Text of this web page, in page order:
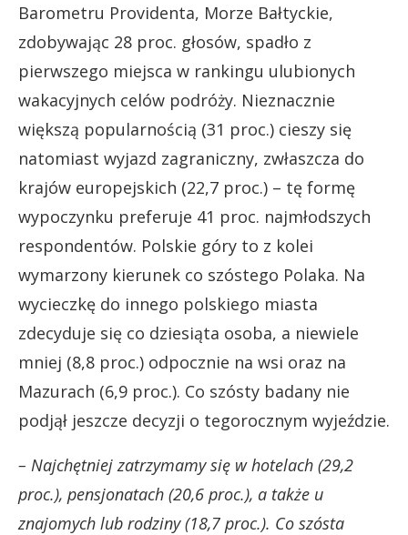
Barometru Providenta, Morze Bałtyckie,
zdobywając 28 proc. głosów, spadło z
pierwszego miejsca w rankingu ulubionych
wakacyjnych celów podróży. Nieznacznie
większą popularnością (31 proc.) cieszy się
natomiast wyjazd zagraniczny, zwłaszcza do
krajów europejskich (22,7 proc.) – tę formę
wypoczynku preferuje 41 proc. najmłodszych
respondentów. Polskie góry to z kolei
wymarzony kierunek co szóstego Polaka. Na
wycieczkę do innego polskiego miasta
zdecyduje się co dziesiąta osoba, a niewiele
mniej (8,8 proc.) odpocznie na wsi oraz na
Mazurach (6,9 proc.). Co szósty badany nie
podjął jeszcze decyzji o tegorocznym wyjeździe.
– Najchętniej zatrzymamy się w hotelach (29,2
proc.), pensjonatach (20,6 proc.), a także u
znajomych lub rodziny (18,7 proc.). Co szósta